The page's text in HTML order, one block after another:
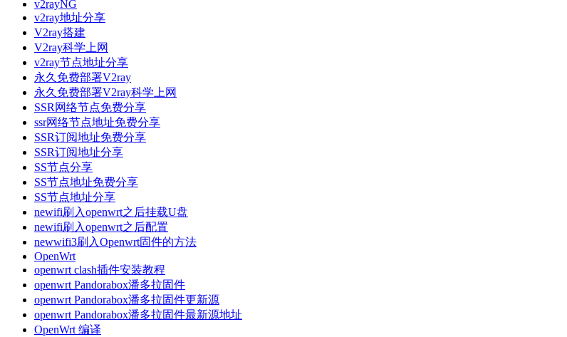
v2rayNG
v2ray地址分享
V2ray搭建
V2ray科学上网
v2ray节点地址分享
永久免费部署V2ray
永久免费部署V2ray科学上网
SSR网络节点免费分享
ssr网络节点地址免费分享
SSR订阅地址免费分享
SSR订阅地址分享
SS节点分享
SS节点地址免费分享
SS节点地址分享
newifi刷入openwrt之后挂载U盘
newifi刷入openwrt之后配置
newwifi3刷入Openwrt固件的方法
OpenWrt
openwrt clash插件安装教程
openwrt Pandorabox潘多拉固件
openwrt Pandorabox潘多拉固件更新源
openwrt Pandorabox潘多拉固件最新源地址
OpenWrt 编译